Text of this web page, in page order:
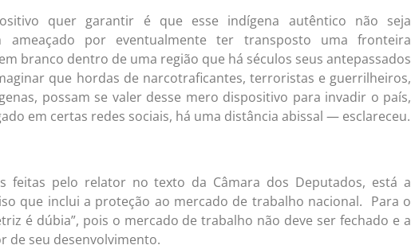
quer garantir é que esse indígena autêntico não seja
ameaçado por eventualmente ter transposto uma fronteira
branco dentro de uma região que há séculos seus antepassados
que hordas de narcotraficantes, terroristas e guerrilheiros,
possam se valer desse mero dispositivo para invadir o país,
em certas redes sociais, há uma distância abissal — esclareceu.
feitas pelo relator no texto da Câmara dos Deputados, está a
que inclui a proteção ao mercado de trabalho nacional. Para o
é dúbia”, pois o mercado de trabalho não deve ser fechado e a
de seu desenvolvimento.